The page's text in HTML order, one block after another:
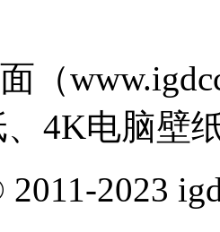
（
4K电脑壁
2023